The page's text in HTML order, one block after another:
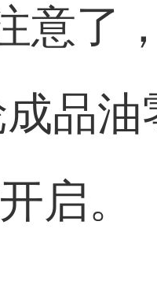
意了
品油
启。